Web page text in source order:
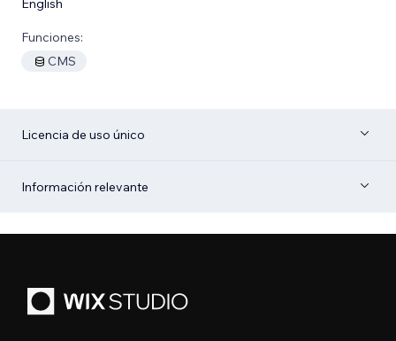
Funciones:
CMS
Licencia de uso único
Información relevante